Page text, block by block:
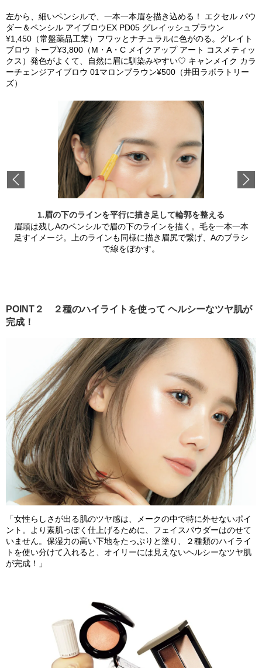
左から、細いペンシルで、一本一本眉を描き込める！ エクセル パウ
ダー＆ペンシル アイブロウEX PD05 グレイッシュブラウン
¥1,450（常盤薬品工業）フワッとナチュラルに色がのる。グレイト
ブロウ トープ¥3,800（M・A・C メイクアップ アート コスメティッ
クス）発色がよくて、自然に眉に馴染みやすい♡ キャンメイク カラ
ーチェンジアイブロウ 01マロンブラウン¥500（井田ラボラトリー
ズ）
Previous
1.眉の下のラインを平行に描き足して輪郭を整える
眉頭は残しAのペンシルで眉の下のラインを描く。毛を一本一本
足すイメージ。上のラインも同様に描き眉尻で繋げ、Aのブラシ
で線をぼかす。
POINT２ ２種のハイライトを使って ヘルシーなツヤ肌が
完成！
「女性らしさが出る肌のツヤ感は、メークの中で特に外せないポイ
ント。より素肌っぽく仕上げるために、フェイスパウダーはのせて
いません。保湿力の高い下地をたっぷりと塗り、２種類のハイライ
トを使い分けて入れると、オイリーには見えないヘルシーなツヤ肌
が完成！」